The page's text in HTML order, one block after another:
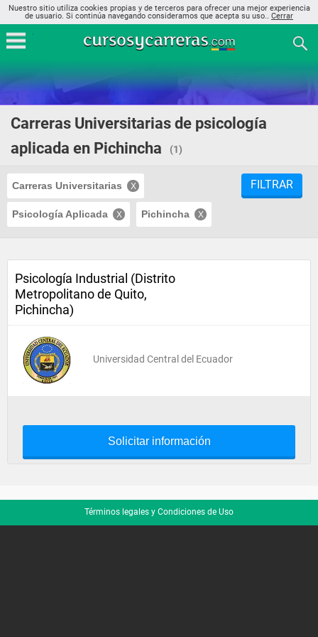
Nuestro sitio utiliza cookies propias y de terceros para ofrecer una mejor experiencia
de usuario. Si continúa navegando consideramos que acepta su uso.. Cerrar
Carreras Universitarias de psicología
aplicada en Pichincha
(1)
Carreras Universitarias
Psicología Aplicada Pichincha
FILTRAR
Psicología Industrial (Distrito
Metropolitano de Quito,
Pichincha)
Universidad Central del Ecuador
Solicitar información
Términos legales y Condiciones de Uso